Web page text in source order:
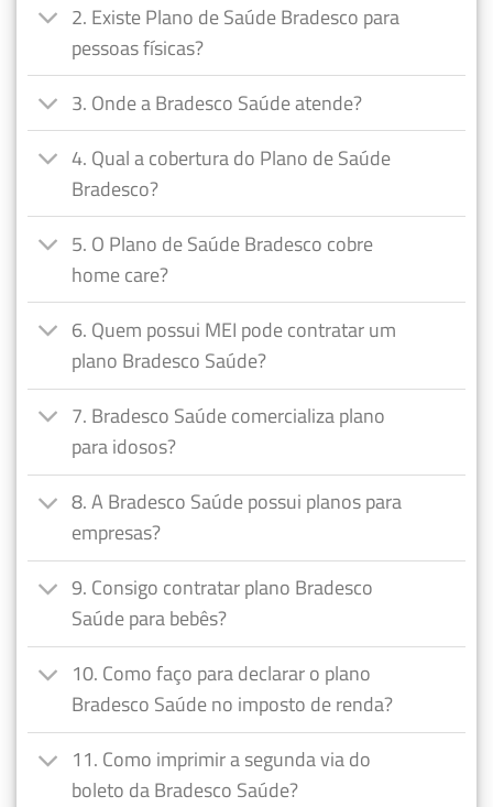
2. Existe Plano de Saúde Bradesco para
pessoas físicas?
3. Onde a Bradesco Saúde atende?
4. Qual a cobertura do Plano de Saúde
Bradesco?
5. O Plano de Saúde Bradesco cobre
home care?
6. Quem possui MEI pode contratar um
plano Bradesco Saúde?
7. Bradesco Saúde comercializa plano
para idosos?
8. A Bradesco Saúde possui planos para
empresas?
9. Consigo contratar plano Bradesco
Saúde para bebês?
10. Como faço para declarar o plano
Bradesco Saúde no imposto de renda?
11. Como imprimir a segunda via do
boleto da Bradesco Saúde?